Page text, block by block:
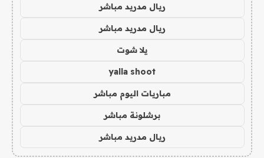
ريال مدريد مباشر
ريال مدريد مباشر
يلا شوت
yalla shoot
مباريات اليوم مباشر
برشلونة مباشر
ريال مدريد مباشر